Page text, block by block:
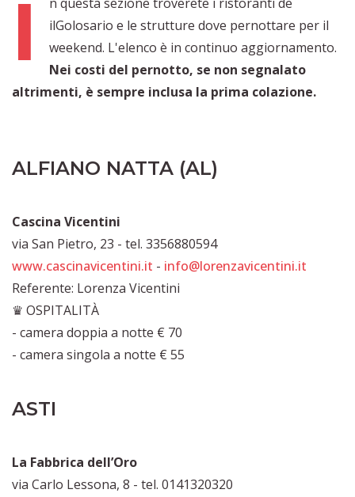
I
ilGolosario e le strutture dove pernottare per il
weekend. L'elenco è in continuo aggiornamento.
Nei costi del pernotto, se non segnalato
altrimenti, è sempre inclusa la prima colazione.
ALFIANO NATTA (AL)
Cascina Vicentini
via San Pietro, 23 - tel. 3356880594
www.cascinavicentini.it - info@lorenzavicentini.it
Referente: Lorenza Vicentini
♛ OSPITALITÀ
- camera doppia a notte € 70
- camera singola a notte € 55
ASTI
La Fabbrica dell’Oro
via Carlo Lessona, 8 - tel. 0141320320